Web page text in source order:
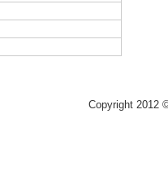
Copyright 2012